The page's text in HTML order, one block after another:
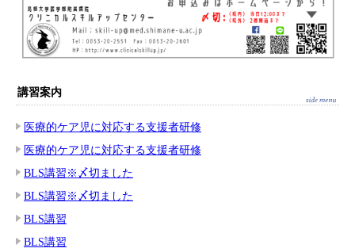
講習案内
医療的ケア児に対応する支援者研修
医療的ケア児に対応する支援者研修
BLS講習※〆切ました
BLS講習※〆切ました
BLS講習
BLS講習